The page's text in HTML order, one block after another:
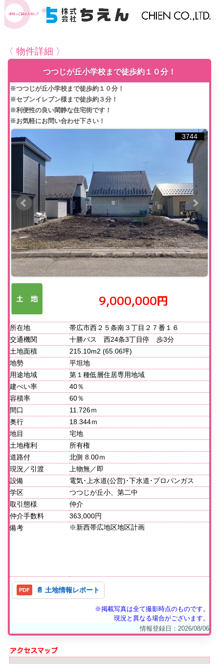
〈 物件詳細 〉
つつじが丘小学校まで徒歩約１０分！
※つつじが丘小学校まで徒歩約１０分！
※セブンイレブン様まで徒歩約３分！
※利便性の良い閑静な住宅街です！
※お気軽にお問い合わせ下さい！
3744
9,000,000円
所在地
帯広市西２５条南３丁目２７番１６
交通機関
十勝バス 西24条3丁目停 歩3分
土地面積
215.10m2 (65.06坪)
地勢
平坦地
用途地域
第１種低層住居専用地域
建ぺい率
40％
容積率
60％
間口
11.726ｍ
奥行
18.344ｍ
地目
宅地
土地権利
所有権
道路付
北側 8.00ｍ
現況／引渡
上物無／即
設備
電気･上水道(公営)･下水道･プロパンガス
学区
つつじが丘小、第二中
取引態様
仲介
仲介手数料
363,000円
備考
※新西帯広地区地区計画
📄 土地情報レポート
※掲載写真は全て撮影時点のものです。
現況と異なる場合がございます。
情報登録日：2026/08/06
アクセスマップ